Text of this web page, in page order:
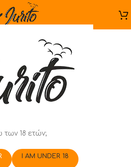
των 18 ετών;
I AM UNDER 18